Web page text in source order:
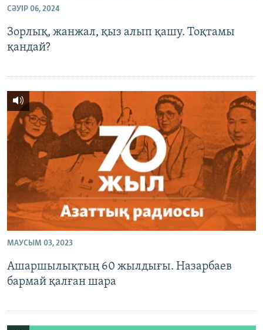
ЖАЗЫЛЫҢЫЗ
СӘУІР 06, 2024
Зорлық, жанжал, қыз алып қашу. Тоқтамы
қандай?
МАУСЫМ 03, 2023
Ашаршылықтың 60 жылдығы. Назарбаев
бармай қалған шара